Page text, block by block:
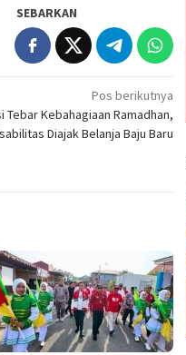
SEBARKAN
Pos berikutnya
Tebar Kebahagiaan Ramadhan,
Diajak Belanja Baju Baru